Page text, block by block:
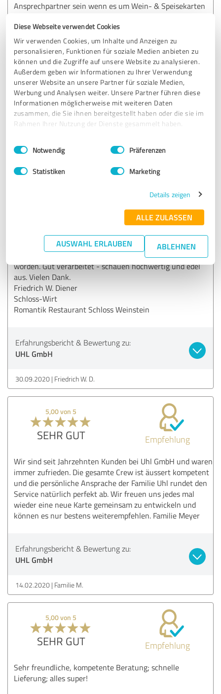
Diese Webseite verwendet Cookies
Wir verwenden Cookies, um Inhalte und Anzeigen zu
personalisieren, Funktionen für soziale Medien anbieten zu
können und die Zugriffe auf unsere Website zu analysieren.
Außerdem geben wir Informationen zu Ihrer Verwendung
unserer Website an unsere Partner für soziale Medien,
Werbung und Analysen weiter. Unsere Partner führen diese
Informationen möglicherweise mit weiteren Daten
zusammen, die Sie ihnen bereitgestellt haben oder die sie im
Rahmen Ihrer Nutzung der Dienste gesammelt haben.
Impressum Datenschutzbestimmungen
Einwilligungsauswahl
Notwendig Präferenzen
Statistiken Marketing
Details zeigen
ALLE ZULASSEN
AUSWAHL ERLAUBEN ABLEHNEN
Ansprechpartner sein wenn es um Wein- & Speisekarten
Besonderen Dank das Sie die Karte auch besonders schnell
umgesetzt haben.
Danke für diese besonders gute Zusammenarbeit!
Lg
CHRISTIAN ZACH / Die Weinbank
Erfahrungsbericht & Bewertung zu:
Empfehlung
Gute Beratung - einfaches Handling bei der Gestaltung.
Nach vier Wochen Produktionszeit sind die Karten geliefert
worden. Gut verarbeitet - schauen hochwertig und edel
aus. Vielen Dank.
Friedrich W. Diener
Schloss-Wirt
Romantik Restaurant Schloss Weinstein
Erfahrungsbericht & Bewertung zu:
UHL GmbH
30.09.2020 Friedrich W. D.
5,00 von 5
SEHR GUT Empfehlung
Wir sind seit Jahrzehnten Kunden bei Uhl GmbH und waren
immer zufrieden. Die gesamte Crew ist äussert kompetent
und die persönliche Ansprache der Familie Uhl rundet den
Service natürlich perfekt ab. Wir freuen uns jedes mal
wieder eine neue Karte gemeinsam zu entwickeln und
können es nur bestens weiterempfehlen. Familie Meyer
Erfahrungsbericht & Bewertung zu:
UHL GmbH
14.02.2020 Familie M.
5,00 von 5
SEHR GUT Empfehlung
Sehr freundliche, kompetente Beratung; schnelle
Lieferung; alles super!